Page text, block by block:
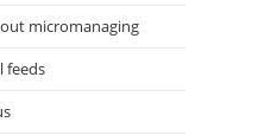
micromanaging
feeds